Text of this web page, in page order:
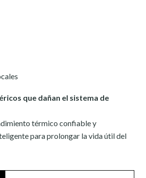
que dañan el sistema de
térmico confiable y
para prolongar la vida útil del